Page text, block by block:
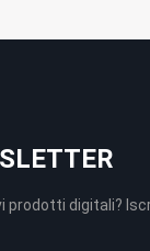
prodotti digitali?